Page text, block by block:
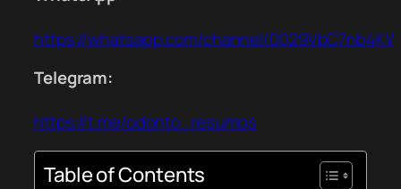
https://whatsapp.com/channel/
Telegram:
https://t.me/odonto_resumos
Table of Contents